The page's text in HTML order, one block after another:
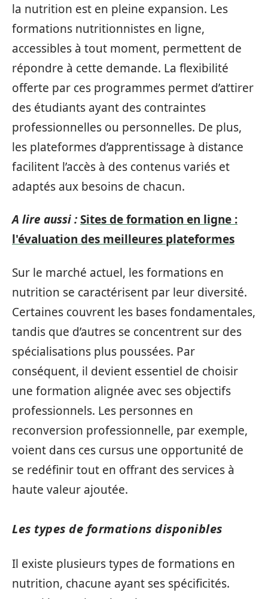
la nutrition est en pleine expansion. Les
formations nutritionnistes en ligne,
accessibles à tout moment, permettent de
répondre à cette demande. La flexibilité
offerte par ces programmes permet d’attirer
des étudiants ayant des contraintes
professionnelles ou personnelles. De plus,
les plateformes d’apprentissage à distance
facilitent l’accès à des contenus variés et
adaptés aux besoins de chacun.
A lire aussi :Sites de formation en ligne :
l'évaluation des meilleures plateformes
Sur le marché actuel, les formations en
nutrition se caractérisent par leur diversité.
Certaines couvrent les bases fondamentales,
tandis que d’autres se concentrent sur des
spécialisations plus poussées. Par
conséquent, il devient essentiel de choisir
une formation alignée avec ses objectifs
professionnels. Les personnes en
reconversion professionnelle, par exemple,
voient dans ces cursus une opportunité de
se redéfinir tout en offrant des services à
haute valeur ajoutée.
Les types de formations disponibles
Il existe plusieurs types de formations en
nutrition, chacune ayant ses spécificités.